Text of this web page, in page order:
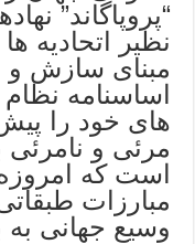
“پروپاگاند”
نظیر اتحادیه
مبنای سازش و
اساسنامه
های خود را پیش
مرئی و
است که
مبارزات
وسیع جهانی